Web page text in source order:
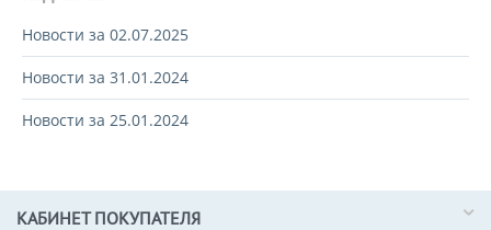
Новости за 02.07.2025
Новости за 31.01.2024
Новости за 25.01.2024
КАБИНЕТ ПОКУПАТЕЛЯ